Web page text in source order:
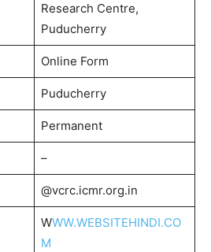
Research Centre,
Puducherry
Online Form
Puducherry
Permanent
–
@vcrc.icmr.org.in
WWW.WEBSITEHINDI.CO
M